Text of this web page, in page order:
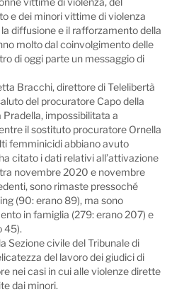
e dei minori vittime di violenza
diffusione e il rafforzamento della
molto dal coinvolgimento delle
di oggi parte un messaggio di
Bracchi, direttore di Telelibertà
del procuratore Capo della
Pradella, impossibilitata a
il sostituto procuratore Ornella
femminicidi abbiano avuto
citato i dati relativi all’attivazione
novembre 2020 e novembre
sono rimaste pressoché
(90: erano 89), ma sono
in famiglia (279: erano 207) e
45).
Sezione civile del Tribunale di
del lavoro dei giudici di
nei casi in cui alle violenze dirette
dai minori.